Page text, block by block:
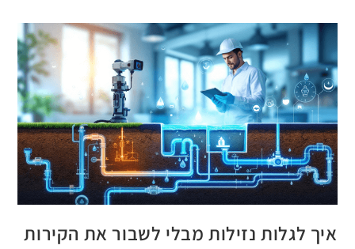
איך לגלות נזילות מבלי לשבור את הקירות